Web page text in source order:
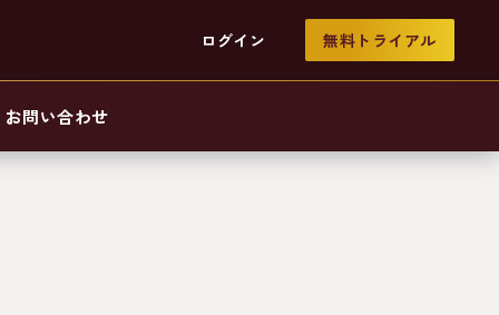
ログイン 無料トライアル
お問い合わせ